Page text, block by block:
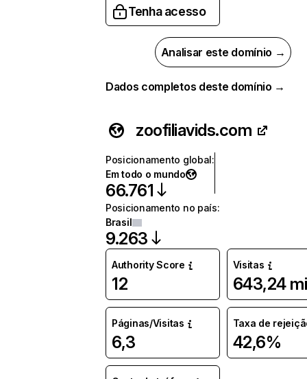
Tenha acesso
Analisar este domínio →
Dados completos deste domínio →
zoofiliavids.com
Posicionamento global:
Em todo o mundo
66.761
Posicionamento no país:
Brasil
9.263
Authority Score
12
Visitas
643,24
Páginas/Visitas
6,3
Taxa de
42,6%